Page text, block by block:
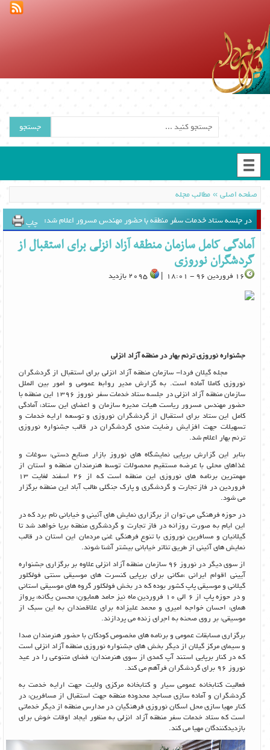
جستجو
صفحه اصلی»مطالب مجله
در جلسه ستاد خدمات سفر منطقه با حضور مهندس مسرور اعلام شد: چاپ
آمادگی کامل سازمان منطقه آزاد انزلی برای استقبال از
گردشگران نوروزی
16 فروردین 96 - 18:01 |
جشنواره نوروزی ترنم بهار درمنطقه آزاد انزلی
مجله گیلان فردا- سازمان منطقه آزاد انزلی برای استقبال از گردشگران
نوروزی کاملا آماده است. به گزارش مدیر روابط عمومی و امور بین الملل
سازمان منطقه آزاد انزلی در جلسه ستاد خدمات سفر نوروز 1396 این منطقه با
حضور مهندس مسرور ریاست هیات مدیره سازمان و اعضای این ستاد، آمادگی
کامل این ستاد برای استقبال از گردشگران نوروزی و توسعه ارایه خدمات و
تسهیلات جهت افزایش رضایت مندی گردشگران در قالب جشنواره نوروزی
ترنم بهار اعلام شد.
بنابر این گزارش برپایی نمایشگاه های نوروز بازار صنایع دستی، سوغات و
غذاهای محلی با عرضه مستقیم محصولات توسط هنرمندان منطقه و استان از
مهمترین برنامه های نوروزی این منطقه است که از 26 اسفند لغایت 13
فروردین در فاز تجارت و گردشگری و پارک جنگلی طالب آباد این منطقه برگزار
می شود.
در حوزه فرهنگی می توان از برگزاری نمایش های آئینی و خیابانی نام برد که در
این ایام به صورت روزانه در فاز تجارت و گردشگری منطقه برپا خواهد شد تا
گیلانیان و مسافرین نوروزی با تنوع فرهنگی غنی مردمان این استان در قالب
نمایش های آئینی از طریق تئاتر خیابانی بیشتر آشنا شوند.
از سوی دیگر در نوروز 96 سازمان منطقه آزاد انزلی علاوه بر برگزاری جشنواره
آیینی اقوام ایرانی ،مکانی برای برپایی کنسرت های موسیقی سنتی فولکلور
گیلانی و موسیقی پاپ کشور بوده که در بخش فولکلور گروه های موسیقی استانی
و در حوزه پاپ از 6 الی 10 فروردین ماه نیز حامد همایون، محسن یگانه، پرواز
همای، احسان خواجه امیری و محمد علیزاده برای علاقمندان به این سبک از
موسیقی، بر روی صحنه به اجرای زنده می پردازند.
برگزاری مسابقات عمومی و برنامه های مخصوص کودکان با حضور هنرمندان صدا
و سیمای مرکز گیلان از دیگر بخش های جشنواره نوروزی منطقه آزاد انزلی است
که در کنار برپایی استند آپ کمدی از سوی هنرمندان، فضای متنوعی را در عید
نوروز 96 برای گردشگران فرآهم می کند.
فعالیت کتابخانه عمومی سیار و کتابخانه مرکزی ولایت جهت ارایه خدمت به
گردشگران و آماده سازی مساجد محدوده منطقه جهت استقبال از مسافرین، در
کنار مهیا سازی محل اسکان نوروزی فرهنگیان در مدارس منطقه از دیگر خدماتی
است که ستاد خدمات سفر منطقه آزاد انزلی به منظور ایجاد اوقات خوش برای
بازدیدکنندگان مهیا می کند.